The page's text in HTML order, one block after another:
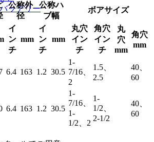
ッテリー
公称外
径
公称ハ
ブ幅
ボアサイズ
イ
ン
チ
mm
イ
ン
チ
mm
丸穴
イン
チ
角穴
イン
チ
丸
穴
mm
角穴
mm
6.4 163 1.2 30.5
1-
7/16、
2
1.5、
2.5
40、
60
6.4 163 1.2 30.5
1-
7/16、
1-
1/2、2
1-
1/2、
2-1/2
40、
60